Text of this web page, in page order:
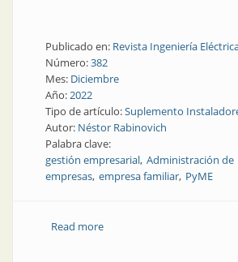
Publicado en: Revista Ingeniería
Número:382
Mes: Diciembre
Año:2022
Tipo de artículo:Suplemento
Autor: Néstor Rabinovich
Palabra clave:
gestión empresarial Administración de
empresas empresa familiar PyME
Read moreabout Un recambio